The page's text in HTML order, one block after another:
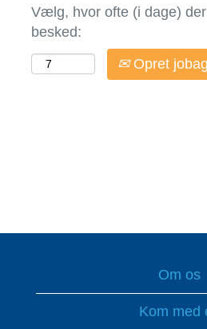
Vælg, hvor ofte (i dage)
besked:
Opret
Om os
Kom med